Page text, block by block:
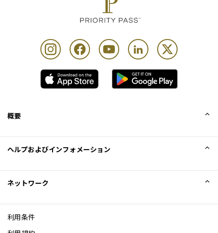
概要
Excellence Awards
ブログ
ヘルプおよびインフォメーション
ネットワーク
利用条件